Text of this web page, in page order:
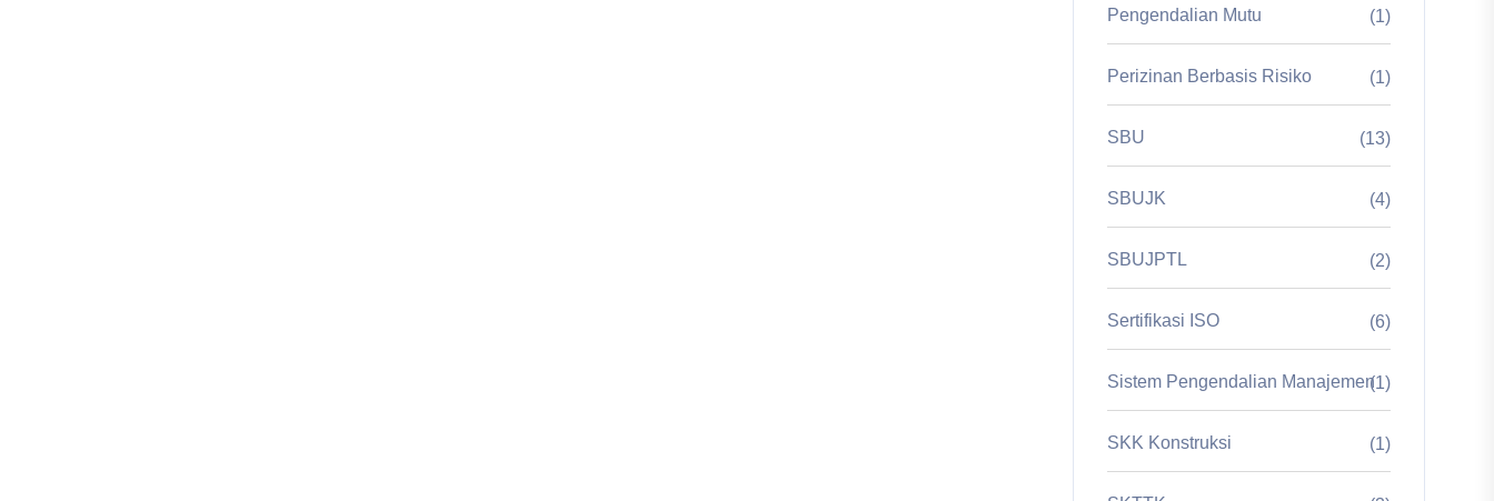
Pengendalian Mutu (1)
Perizinan Berbasis Risiko (1)
SBU (13)
SBUJK (4)
SBUJPTL (2)
Sertifikasi ISO (6)
Sistem Pengendalian Manajemen(1)
SKK Konstruksi (1)